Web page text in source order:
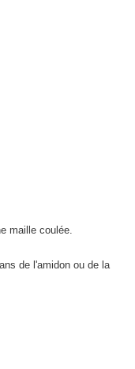
maille coulée.
de l'amidon ou de la